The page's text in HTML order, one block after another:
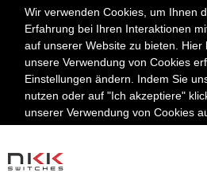
Wir verwenden Cookies, um Ihnen
Erfahrung bei Ihren Interaktionen
auf unserer Website zu bieten.
unsere Verwendung von Cookies
Einstellungen ändern. Indem Sie
nutzen oder auf "Ich akzeptiere"
unserer Verwendung von Cookies